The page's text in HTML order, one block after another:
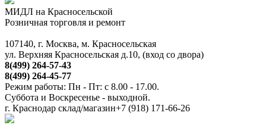
МИДЛ на Красносельской
Розничная торговля и ремонт
107140, г. Москва, м. Красносельская
ул. Верхняя Красносельская д.10, (вход со двора)
8(499) 264-57-43
8(499) 264-45-77
Режим работы: Пн - Пт: с 8.00 - 17.00.
Суббота и Воскресенье - выходной.
г. Краснодар склад/магазин+7 (918) 171-66-26